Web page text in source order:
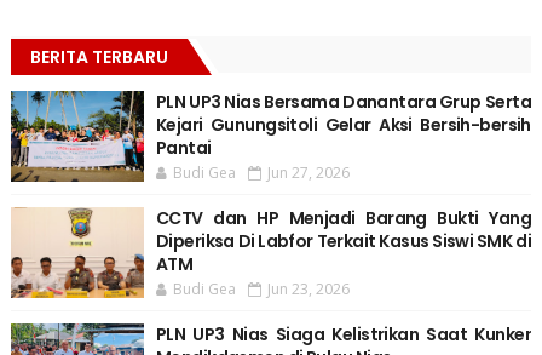
BERITA TERBARU
PLN UP3 Nias Bersama Danantara Grup Serta
Kejari Gunungsitoli Gelar Aksi Bersih-bersih
Pantai
Budi Gea Jun 27, 2026
CCTV dan HP Menjadi Barang Bukti Yang
Diperiksa Di Labfor Terkait Kasus Siswi SMK di
ATM
Budi Gea Jun 23, 2026
PLN UP3 Nias Siaga Kelistrikan Saat Kunker